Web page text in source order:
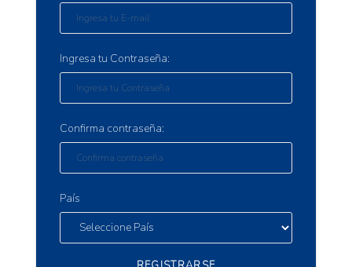
Ingresa tu Contraseña:
Confirma contraseña:
País